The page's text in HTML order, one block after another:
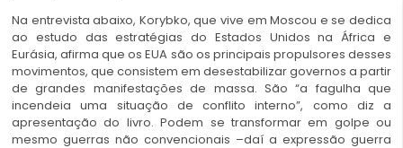
Na entrevista abaixo, Korybko, que vive em Moscou e se dedica
ao estudo das estratégias do Estados Unidos na África e
Eurásia, afirma que os EUA são os principais propulsores desses
movimentos, que consistem em desestabilizar governos a partir
de grandes manifestações de massa. São “a fagulha que
incendeia uma situação de conflito interno”, como diz a
apresentação do livro. Podem se transformar em golpe ou
mesmo guerras não convencionais –daí a expressão guerra